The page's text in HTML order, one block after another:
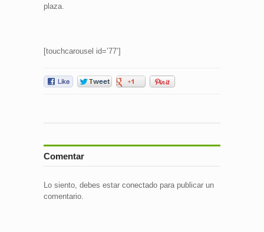
plaza.
[touchcarousel id=’77’]
Comentar
Lo siento, debes estar conectado para publicar un
comentario.